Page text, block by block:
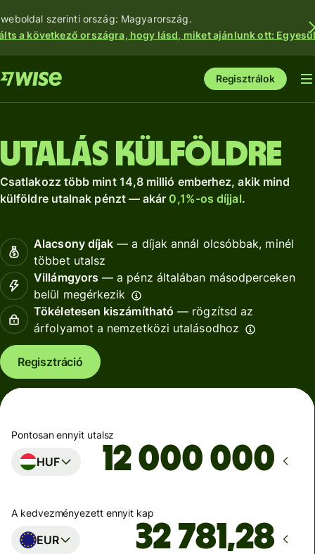
szerinti ország: Magyarország.
a következő országra, hogy lásd, miket ajánlunk ott:
Regisztrálok
Utalás külföldre
Csatlakozz több mint 14,8 millió emberhez, akik mind
külföldre utalnak pénzt — akár 0,1%-os díjjal.
Alacsony díjak — a díjak annál olcsóbbak, minél
többet utalsz
Villámgyors — a pénz általában másodperceken
belül megérkezik
Tökéletesen kiszámítható — rögzítsd az
árfolyamot a nemzetközi utalásodhoz
Regisztráció
Pontosan ennyit utalsz
HUF
A kedvezményezett ennyit kap
EUR